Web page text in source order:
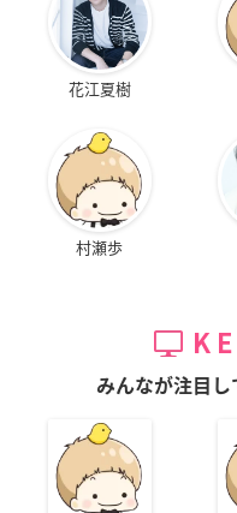
花江夏樹
村瀬歩
みんなが注目し